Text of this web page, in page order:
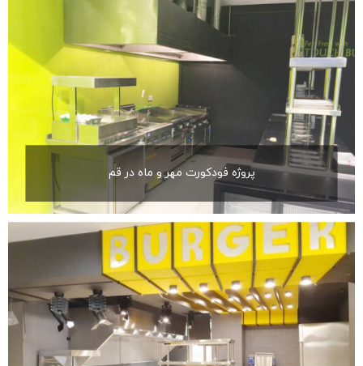
پروژه فودکورت مهر و ماه در قم